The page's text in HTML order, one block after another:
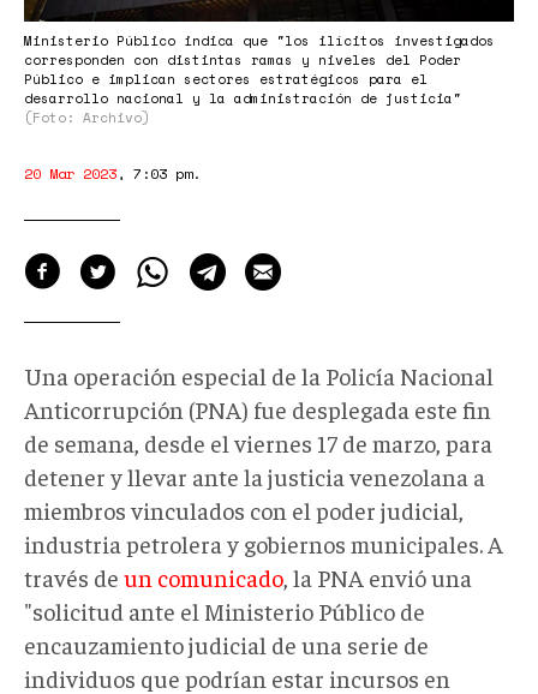
Ministerio Público indica que "los ilícitos investigados
corresponden con distintas ramas y niveles del Poder
Público e implican sectores estratégicos para el
desarrollo nacional y la administración de justicia"
(Foto: Archivo)
20 Mar 2023, 7:03 pm.
Una operación especial de la Policía Nacional
Anticorrupción (PNA) fue desplegada este fin
de semana, desde el viernes 17 de marzo, para
detener y llevar ante la justicia venezolana a
miembros vinculados con el poder judicial,
industria petrolera y gobiernos municipales. A
través de un comunicado , la PNA envió una
"solicitud ante el Ministerio Público de
encauzamiento judicial de una serie de
individuos que podrían estar incursos en